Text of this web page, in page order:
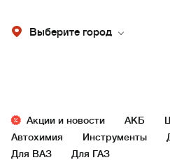
Выберите город
Акции и новости АКБ
Автохимия
Инструменты
Для ВАЗ
Для ГАЗ